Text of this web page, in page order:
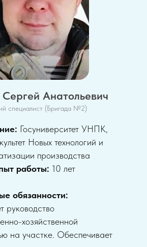
Анатольевич
специалист (Бригада №2)
Госуниверситет УНПК,
Новых технологий и
производства
работы: 10 лет
обязанности:
руководство
хозяйственной
на участке. Обеспечивает